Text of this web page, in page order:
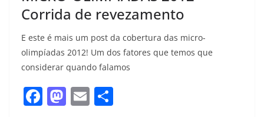
Corrida de revezamento
E este é mais um post da cobertura das micro-
olimpíadas 2012! Um dos fatores que temos que
considerar quando falamos
F M E